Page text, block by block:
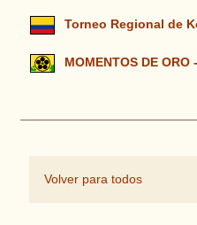
Torneo Regional de
MOMENTOS DE ORO
Volver para todos